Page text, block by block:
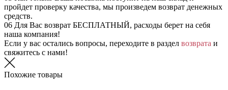
пройдет проверку качества, мы произведем возврат денежных
средств.
06 Для Вас возврат БЕСПЛАТНЫЙ, расходы берет на себя
наша компания!
Если у вас остались вопросы, переходите в раздел возврата и
свяжитесь с нами!
Похожие товары